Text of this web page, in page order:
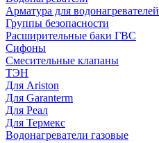
Арматура для водонагревателей
Группы безопасности
Расширительные баки ГВС
Сифоны
Смесительные клапаны
ТЭН
Для Ariston
Для Garanterm
Для Реал
Для Термекс
Водонагреватели газовые